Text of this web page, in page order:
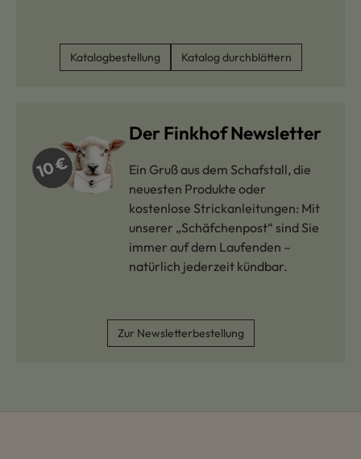
Katalogbestellung Katalog durchblättern
Der Finkhof Newsletter
Ein Gruß aus dem Schafstall, die
neuesten Produkte oder
kostenlose Strickanleitungen: Mit
unserer „Schäfchenpost“ sind Sie
immer auf dem Laufenden –
natürlich jederzeit kündbar.
Zur Newsletterbestellung